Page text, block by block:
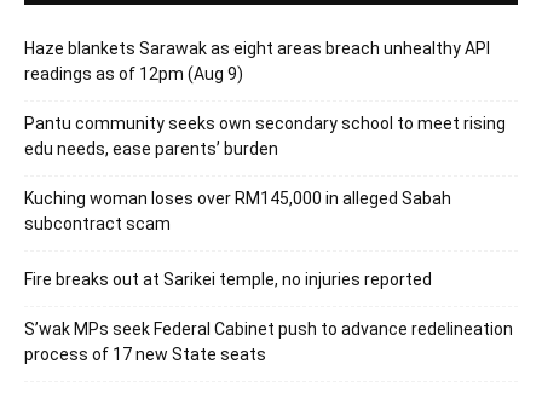
Haze blankets Sarawak as eight areas breach unhealthy API
readings as of 12pm (Aug 9)
Pantu community seeks own secondary school to meet rising
edu needs, ease parents’ burden
Kuching woman loses over RM145,000 in alleged Sabah
subcontract scam
Fire breaks out at Sarikei temple, no injuries reported
S’wak MPs seek Federal Cabinet push to advance redelineation
process of 17 new State seats